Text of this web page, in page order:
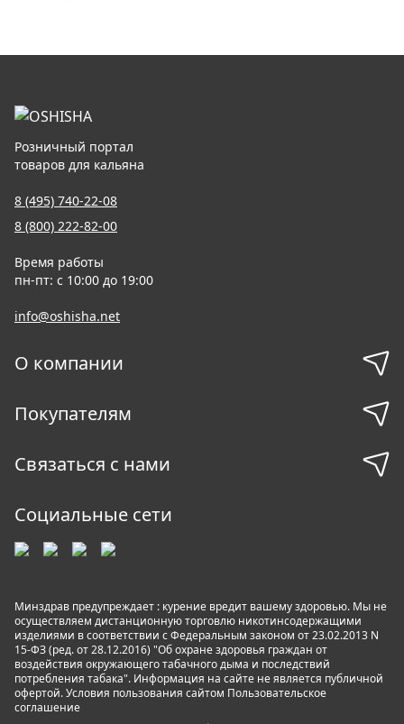
Розничный портал
товаров для кальяна
8 (495) 740-22-08
8 (800) 222-82-00
Время работы
пн-пт: с 10:00 до 19:00
info@oshisha.net
О компании
Покупателям
Связаться с нами
Социальные сети
Минздрав предупреждает : курение вредит вашему здоровью. Мы не
осуществляем дистанционную торговлю никотинсодержащими
изделиями в соответствии с Федеральным законом от 23.02.2013 N
15-ФЗ (ред. от 28.12.2016) "Об охране здоровья граждан от
воздействия окружающего табачного дыма и последствий
потребления табака". Информация на сайте не является публичной
офертой. Условия пользования сайтом Пользовательское
соглашение